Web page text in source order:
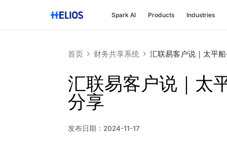
Spark AI Products Industries
首页 财务共享系统 汇联易客户说｜太平
汇联易客户说｜太
分享
发布日期： 2024-11-17